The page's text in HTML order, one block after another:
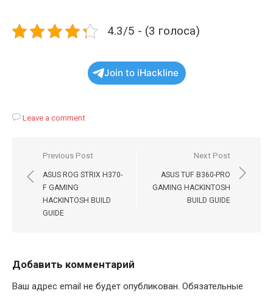
4.3/5 - (3 голоса)
Join to iHackline
Leave a comment
Навигация
по
записям
Previous Post
ASUS ROG STRIX H370-
F GAMING
HACKINTOSH BUILD
GUIDE
Next Post
ASUS TUF B360-PRO
GAMING HACKINTOSH
BUILD GUIDE
Добавить комментарий
Ваш адрес email не будет опубликован. Обязательные